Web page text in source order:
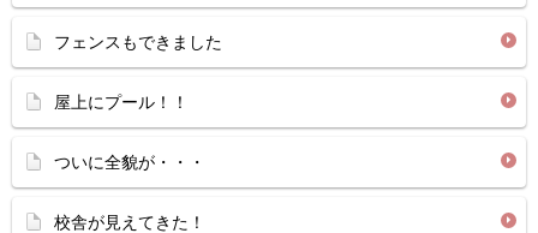
フェンスもできました
屋上にプール！！
ついに全貌が・・・
校舎が見えてきた！